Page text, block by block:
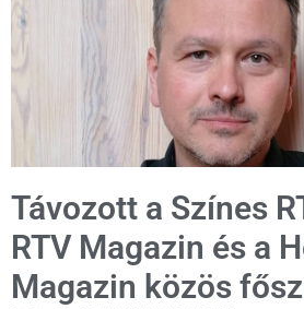
Távozott a Színes
RTV Magazin és a
Magazin közös